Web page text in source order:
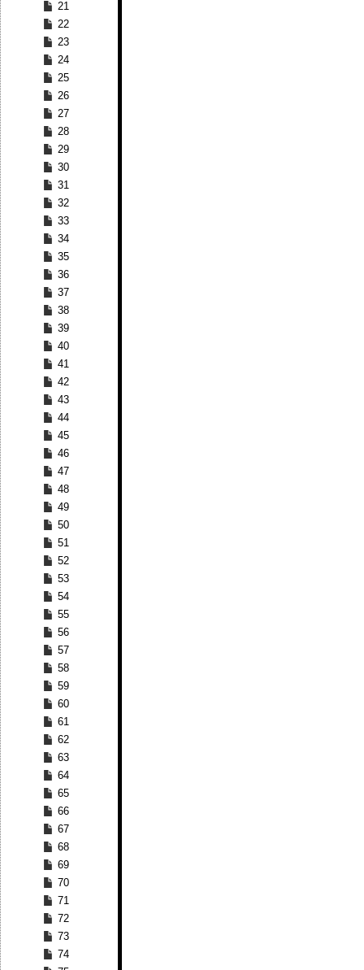
21
22
23
24
25
26
27
28
29
30
31
32
33
34
35
36
37
38
39
40
41
42
43
44
45
46
47
48
49
50
51
52
53
54
55
56
57
58
59
60
61
62
63
64
65
66
67
68
69
70
71
72
73
74